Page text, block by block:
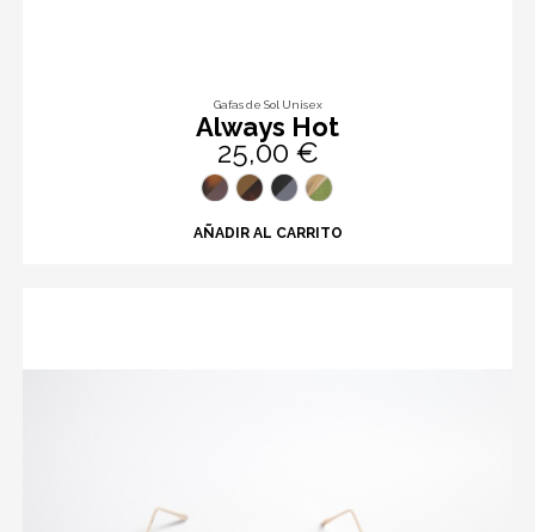
Gafas de Sol Unisex
Always Hot
25,00 €
AÑADIR AL CARRITO